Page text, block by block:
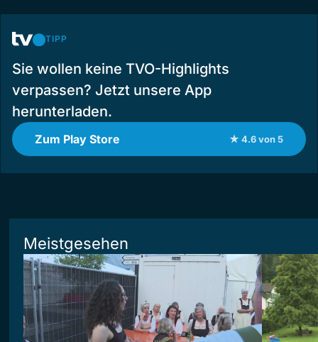
TIPP
Sie wollen keine TVO-Highlights
verpassen? Jetzt unsere App
herunterladen.
Zum Play Store ★ 4.6 von 5
Meistgesehen